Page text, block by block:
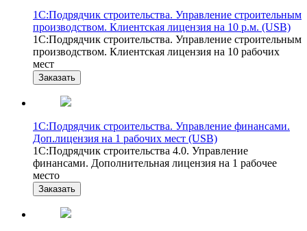
1С:Подрядчик строительства. Управление строительным
производством. Клиентская лицензия на 10 р.м. (USB)
1С:Подрядчик строительства. Управление строительным
производством. Клиентская лицензия на 10 рабочих
мест
Заказать
1С:Подрядчик строительства. Управление финансами.
Доп.лицензия на 1 рабочих мест (USB)
1С:Подрядчик строительства 4.0. Управление
финансами. Дополнительная лицензия на 1 рабочее
место
Заказать